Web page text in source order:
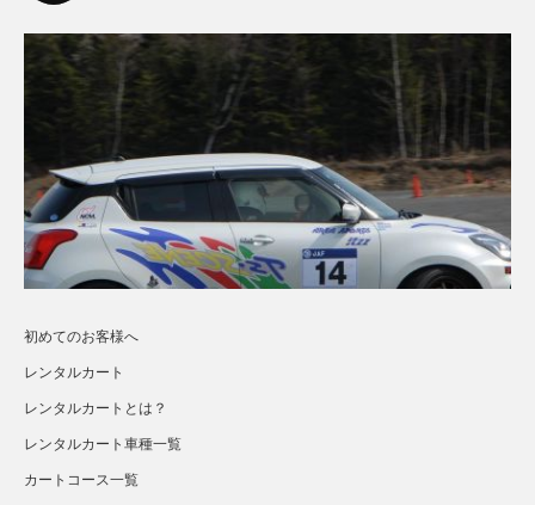
初めてのお客様へ
レンタルカート
レンタルカートとは？
レンタルカート車種一覧
カートコース一覧